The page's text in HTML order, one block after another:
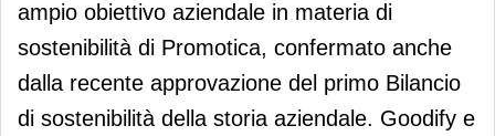
ampio obiettivo aziendale in materia di
sostenibilità di Promotica, confermato anche
dalla recente approvazione del primo Bilancio
di sostenibilità della storia aziendale. Goodify e